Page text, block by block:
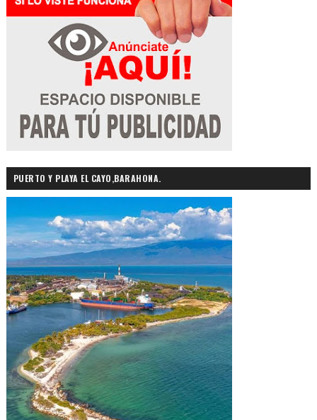
PUERTO Y PLAYA EL CAYO,BARAHONA.